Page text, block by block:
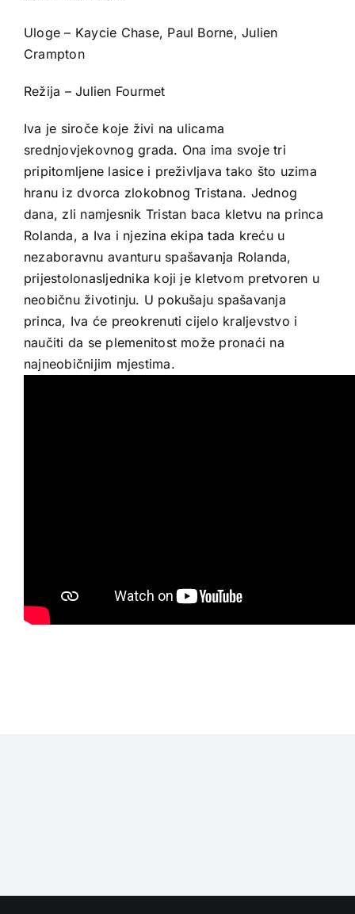
Uloge – Kaycie Chase, Paul Borne, Julien
Crampton
Režija – Julien Fourmet
Iva je siroče koje živi na ulicama
srednjovjekovnog grada. Ona ima svoje tri
pripitomljene lasice i preživljava tako što uzima
hranu iz dvorca zlokobnog Tristana. Jednog
dana, zli namjesnik Tristan baca kletvu na princa
Rolanda, a Iva i njezina ekipa tada kreću u
nezaboravnu avanturu spašavanja Rolanda,
prijestolonasljednika koji je kletvom pretvoren u
neobičnu životinju. U pokušaju spašavanja
princa, Iva će preokrenuti cijelo kraljevstvo i
naučiti da se plemenitost može pronaći na
najneobičnijim mjestima.